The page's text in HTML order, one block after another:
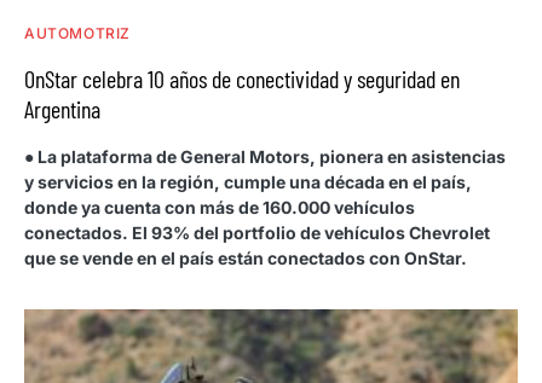
AUTOMOTRIZ
OnStar celebra 10 años de conectividad y seguridad en
Argentina
● La plataforma de General Motors, pionera en asistencias
y servicios en la región, cumple una década en el país,
donde ya cuenta con más de 160.000 vehículos
conectados. El 93% del portfolio de vehículos Chevrolet
que se vende en el país están conectados con OnStar.